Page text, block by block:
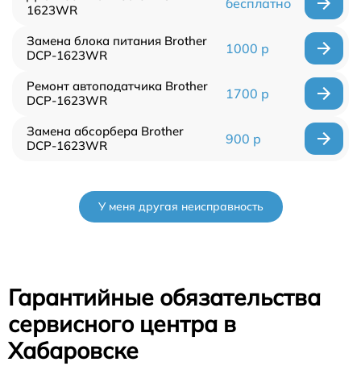
1623WR
бесплатно
Замена блока питания Brother
DCP-1623WR
1000 р
Ремонт автоподатчика Brother
DCP-1623WR
1700 р
Замена абсорбера Brother
DCP-1623WR
900 р
У меня другая неисправность
Гарантийные обязательства
сервисного центра в
Хабаровске